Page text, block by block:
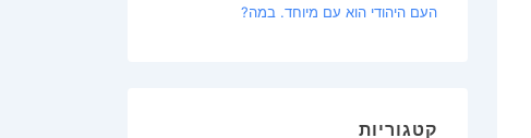
העם היהודי הוא עם מיוחד. במה?
קטגוריות